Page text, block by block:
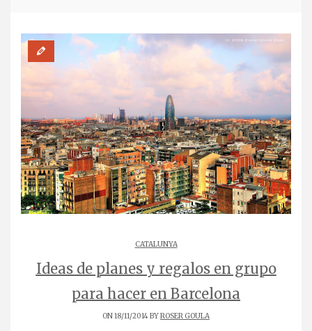
CATALUNYA
Ideas de planes y regalos en grupo
para hacer en Barcelona
ON 18/11/2014 BYROSER GOULA